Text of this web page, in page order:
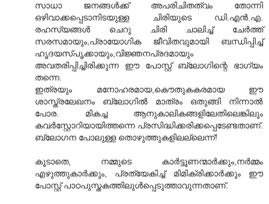
സാധാ ജനങ്ങള്‍ക്ക് അപരിചിതത്വം തോന്നി
ഒഴിവാക്കപ്പെടാനിടയുള്ള ചിരിയുടെ ഡി.എന്‍.എ.
രഹസ്യങ്ങള്‍ ചെറു ചിരി ചാലിച്ച് ചേര്‍ത്ത്
സരസമായും,പ്രായോഗിക ജീവിതവുമായി ബന്ധിപ്പിച്ച്
ഹൃദയസ്പൃക്കായും,വിജ്ഞനപ്രദമായും
അവതരിപ്പിച്ചിരിക്കുന്ന ഈ പോസ്റ്റ് ബ്ലോഗിന്റെ ഭാഗ്യം
തന്നെ.
ഇത്രയും മനോഹരമായ,കൌതുകകരമായ ഈ
ശാസ്ത്രലേഖനം ബ്ലോഗില്‍ മാത്രം ഒതുങ്ങി നിന്നാല്‍
പോര. മികച്ച ആനുകാലികങ്ങളിലേതിലെങ്കിലും
കവര്‍സ്റ്റോറിയായിത്തന്നെ പ്രസിദ്ധിക്കരിക്കപ്പെടേണ്ടതാണ്.
ബ്ലോഗന പോലുള്ള തൊഴുത്തുകളിലല്ലെന്ന്!
കൂടാതെ, നമ്മുടെ കാര്‍ട്ടൂണന്മാര്‍ക്കും,നര്‍മ്മം
എഴുത്തുകാര്‍ക്കും, പ്രത്യേകിച്ച് മിമിക്രിക്കാര്‍ക്കും ഈ
പോസ്റ്റ് പാഠപുസ്തകത്തിലുള്‍പ്പെടുത്താവുന്നതാണ്.